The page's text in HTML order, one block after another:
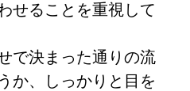
せることを重視して
で決まった通りの流
か、しっかりと目を